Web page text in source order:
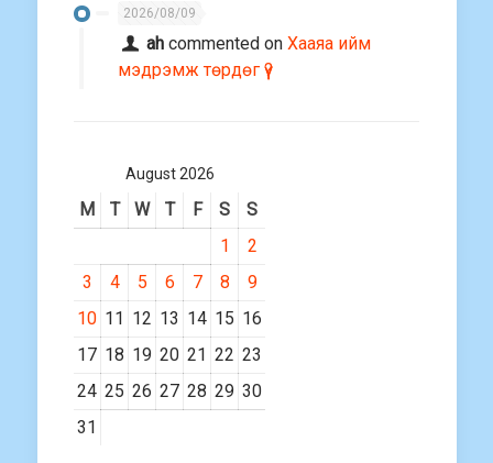
2026/08/09
ah commented onХааяа ийм
мэдрэмж төрдөг үү?
August 2026
M T W T F S
S
1
2
3
4 5 6 7 8
9
10 11 12 13 14 15 16
17 18 19 20 21 22 23
24 25 26 27 28 29 30
31